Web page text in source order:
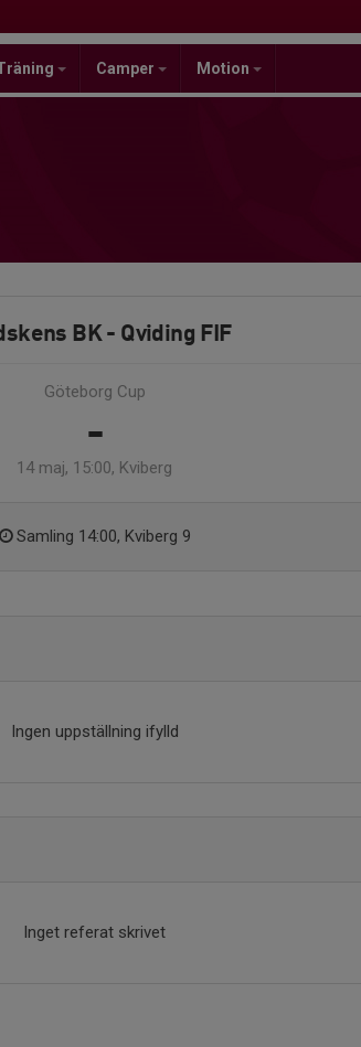
Camper Motion
BK - Qviding FIF
Göteborg Cup
-
14 maj, 15:00, Kviberg
Samling 14:00, Kviberg 9
Ingen uppställning ifylld
Inget referat skrivet